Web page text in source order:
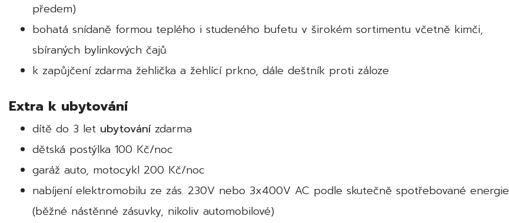
předem)
bohatá snídaně formou teplého i studeného bufetu v širokém sortimentu včetně kimči,
sbíraných bylinkových čajů
k zapůjčení zdarma žehlička a žehlící prkno, dále deštník proti záloze
Extra k ubytování
dítě do 3 let ubytování zdarma
dětská postýlka 100 Kč/noc
garáž auto, motocykl 200 Kč/noc
nabíjení elektromobilu ze zás. 230V nebo 3x400V AC podle skutečně spotřebované energie
(běžné nástěnné zásuvky, nikoliv automobilové)